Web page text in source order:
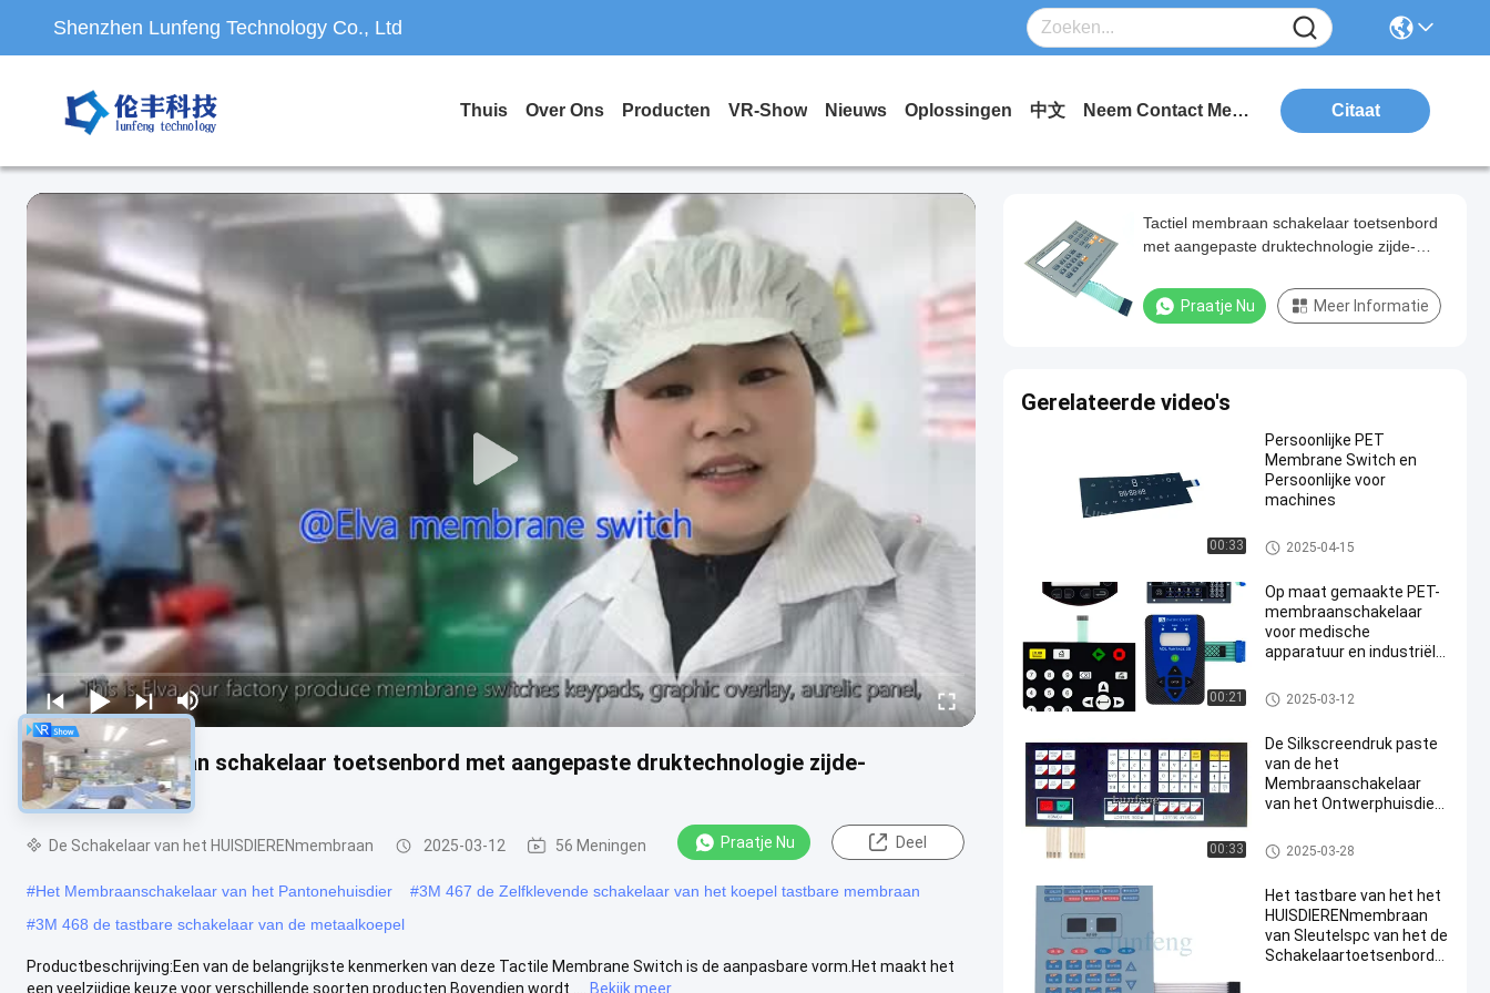
Shenzhen Lunfeng Technology Co., Ltd
Thuis Over Ons Producten VR-Show Nieuws Oplossingen 中文 Neem Contact Met Ons Op. Citaat
Tactiel membraan schakelaar toetsenbord met aangepaste druktechnologie zijde-
schermprinten
De Schakelaar van het HUISDIERENmembraan 2025-03-12 56 Meningen Praatje Nu Deel
#Het Membraanschakelaar van het Pantonehuisdier #3M 467 de Zelfklevende schakelaar van het koepel tastbare membraan
#3M 468 de tastbare schakelaar van de metaalkoepel
Productbeschrijving:Een van de belangrijkste kenmerken van deze Tactile Membrane Switch is de aanpasbare vorm.Het maakt het
een veelzijdige keuze voor verschillende soorten producten.Bovendien wordt ....
Bekijk meer
Tactiel membraan schakelaar toetsenbord
met aangepaste druktechnologie zijde-
Praatje Nu Meer Informatie
Gerelateerde video's
00:33
Persoonlijke PET
Membrane Switch en
Persoonlijke voor
machines
De Schakelaar van het HUISDI
ERENmembraan
2025-04-15
00:21
Op maat gemaakte PET-
membraanschakelaar
voor medische
apparatuur en industriële
De Schakelaar van het HUISDI
ERENmembraan
2025-03-12
00:33
De Silkscreendruk paste
van de het
Membraanschakelaar
van het Ontwerphuisdier
De Schakelaar van het HUISDI
ERENmembraan
2025-03-28
Het tastbare van het het
HUISDIERENmembraan
van Sleutelspc van het de
Schakelaartoetsenbord